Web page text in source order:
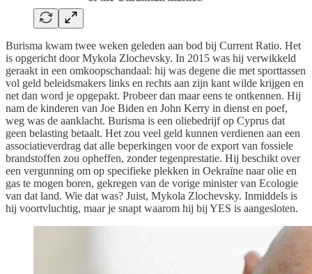
Burisma kwam twee weken geleden aan bod bij Current Ratio. Het
is opgericht door Mykola Zlochevsky. In 2015 was hij verwikkeld
geraakt in een omkoopschandaal: hij was degene die met sporttassen
vol geld beleidsmakers links en rechts aan zijn kant wilde krijgen en
net dan word je opgepakt. Probeer dan maar eens te ontkennen. Hij
nam de kinderen van Joe Biden en John Kerry in dienst en poef,
weg was de aanklacht. Burisma is een oliebedrijf op Cyprus dat
geen belasting betaalt. Het zou veel geld kunnen verdienen aan een
associatieverdrag dat alle beperkingen voor de export van fossiele
brandstoffen zou opheffen, zonder tegenprestatie. Hij beschikt over
een vergunning om op specifieke plekken in Oekraïne naar olie en
gas te mogen boren, gekregen van de vorige minister van Ecologie
van dat land. Wie dat was? Juist, Mykola Zlochevsky. Inmiddels is
hij voortvluchtig, maar je snapt waarom hij bij YES is aangesloten.